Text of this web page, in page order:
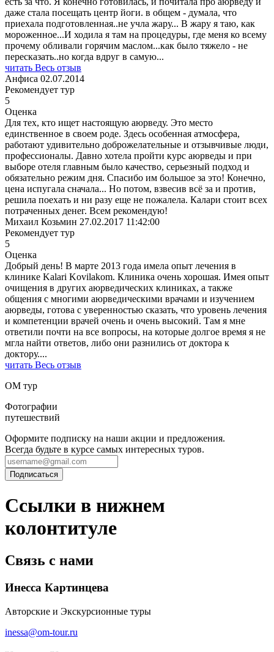
даже стала посещать центр йоги. в общем - думала, что
приехала подготовленная..не учла жару... В жару я таю, как
мороженное...И ходила я там на процедуры, где меня ко всему
прочему обливали горячим маслом...как было тяжело - не
пересказать..но когда вдруг в самую...
читать Весь отзыв
Анфиса 02.07.2014
Рекомендует тур
5
Оценка
Для тех, кто ищет настоящую аюрведу. Это место
единственное в своем роде. Здесь особенная атмосфера,
работают удивительно доброжелательные и отзывчивые люди,
профессионалы. Давно хотела пройти курс аюрведы и при
выборе отеля главным было качество, серьезный подход и
обязательно режим дня. Спасибо им большое за это! Конечно,
цена испугала сначала... Но потом, взвесив всё за и против,
решила поехать и ни разу еще не пожалела. Калари стоит всех
потраченных денег. Всем рекомендую!
Михаил Козьмин 27.02.2017 11:42:00
Рекомендует тур
5
Оценка
Добрый день! В марте 2013 года имела опыт лечения в
клинике Kalari Kovilakom. Клиника очень хорошая. Имея опыт
очищения в других аюрведических клиниках, а также
общения с многими аюрведическими врачами и изучением
аюрведы, готова с уверенностью сказать, что уровень лечения
и компетенции врачей очень и очень высокий. Там я мне
ответили почти на все вопросы, на которые долгое время я не
мгла найти ответов, либо они разнились от доктора к
доктору....
читать Весь отзыв
ОМ тур
Фотографии
путешествий
Оформите подписку на наши акции и предложения.
Всегда будьте в курсе самых интересных туров.
Ссылки в нижнем
колонтитуле
Связь с нами
Инесса Картинцева
Авторские и Экскурсионные туры
inessa@om-tour.ru